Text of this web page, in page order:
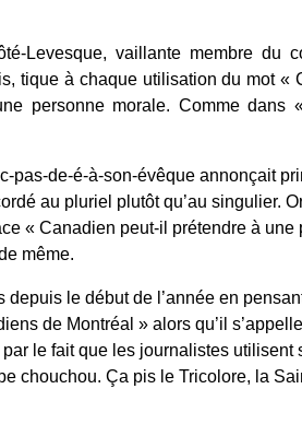
Levesque, vaillante membre du
tique à chaque utilisation du mot «
personne morale. Comme dans
pas-de-é-à-son-évêque annonçait
au pluriel plutôt qu’au singulier.
« Canadien peut-il prétendre à
même.
depuis le début de l’année en
de Montréal » alors qu’il
le fait que les journalistes utilisent
chouchou. Ça pis le Tricolore, la